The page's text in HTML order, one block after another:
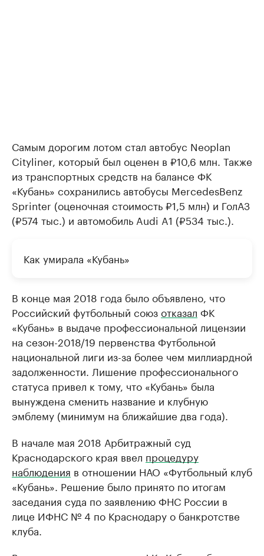
Самым дорогим лотом стал автобус Neoplan
Cityliner, который был оценен в ₽10,6 млн. Также
из транспортных средств на балансе ФК
«Кубань» сохранились автобусы MercedesBenz
Sprinter (оценочная стоимость ₽1,5 млн) и ГолАЗ
(₽574 тыс.) и автомобиль Audi A1 (₽534 тыс.).
Как умирала «Кубань»
В конце мая 2018 года было объявлено, что
Российский футбольный союзотказал ФК
«Кубань» в выдаче профессиональной лицензии
на сезон-2018/19 первенства Футбольной
национальной лиги из-за более чем миллиардной
задолженности. Лишение профессионального
статуса привел к тому, что «Кубань» была
вынуждена сменить название и клубную
эмблему (минимум на ближайшие два года).
В начале мая 2018 Арбитражный суд
Краснодарского края ввел процедуру
наблюдения в отношении НАО «Футбольный клуб
«Кубань». Решение было принято по итогам
заседания суда по заявлению ФНС России в
лице ИФНС № 4 по Краснодару о банкротстве
клуба.